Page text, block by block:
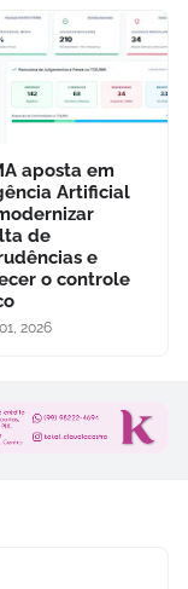
aposta em
Artificial
de
e
o controle
2026